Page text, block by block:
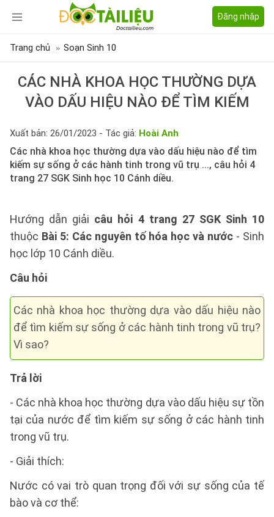
Đăng nhập
Trang chủ Soạn Sinh 10
CÁC NHÀ KHOA HỌC THƯỜNG DỰA
VÀO DẤU HIỆU NÀO ĐỂ TÌM KIẾM
Xuất bản: 26/01/2023 - Tác giả: Hoài Anh
Các nhà khoa học thường dựa vào dấu hiệu nào để tìm
kiếm sự sống ở các hành tinh trong vũ trụ ..., câu hỏi 4
trang 27 SGK Sinh học 10 Cánh diều.
Hướng dẫn giải câu hỏi 4 trang 27 SGK Sinh 10
thuộc Bài 5: Các nguyên tố hóa học và nước - Sinh
học lớp 10 Cánh diều.
Câu hỏi
Các nhà khoa học thường dựa vào dấu hiệu nào
để tìm kiếm sự sống ở các hành tinh trong vũ trụ?
Vì sao?
Trả lời
- Các nhà khoa học thường dựa vào dấu hiệu sự tồn
tại của nước để tìm kiếm sự sống ở các hành tinh
trong vũ trụ.
- Giải thích:
Nước có vai trò quan trọng đối với sự sống của tế
bào và cơ thể: